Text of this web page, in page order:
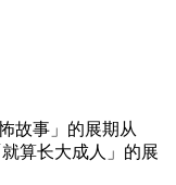
故事」的展期从
算长大成人」的展